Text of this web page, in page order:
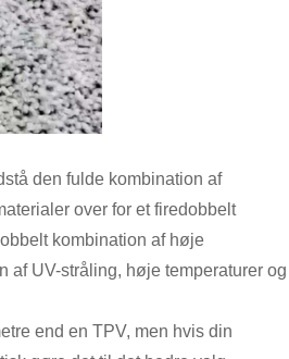
den fulde kombination af
over for et firedobbelt
kombination af høje
af UV-stråling, høje temperaturer og
end en TPV, men hvis din